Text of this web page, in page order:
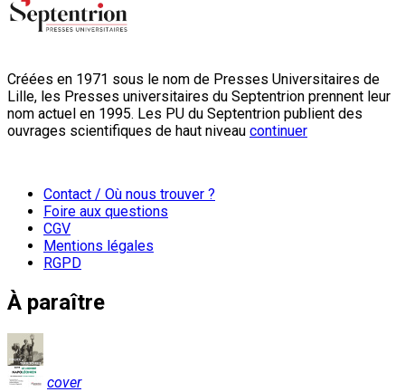
Créées en 1971 sous le nom de Presses Universitaires de
Lille, les Presses universitaires du Septentrion prennent leur
nom actuel en 1995. Les PU du Septentrion publient des
ouvrages scientifiques de haut niveau continuer
Contact / Où nous trouver ?
Foire aux questions
CGV
Mentions légales
RGPD
À paraître
cover